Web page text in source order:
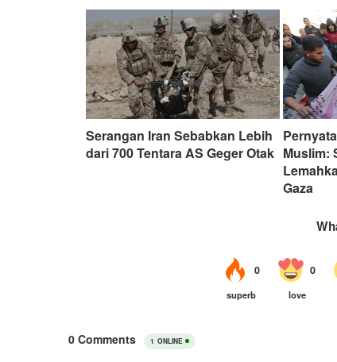
Serangan Iran Sebabkan Lebih
dari 700 Tentara AS Geger Otak Muslim:
Gaza